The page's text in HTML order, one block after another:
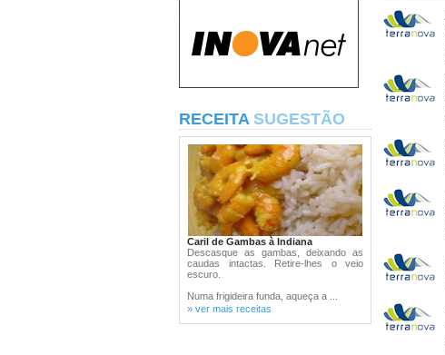
RECEITA SUGESTÃO
Caril de Gambas à Indiana
Descasque as gambas, deixando as
caudas intactas. Retire-lhes o veio
escuro.
Numa frigideira funda, aqueça a ...
» ver mais receitas